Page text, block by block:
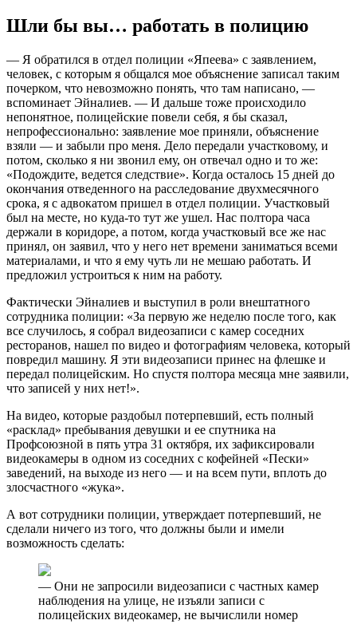
Шли бы вы… работать в полицию
— Я обратился в отдел полиции «Япеева» с заявлением,
человек, с которым я общался мое объяснение записал таким
почерком, что невозможно понять, что там написано, —
вспоминает Эйналиев. — И дальше тоже происходило
непонятное, полицейские повели себя, я бы сказал,
непрофессионально: заявление мое приняли, объяснение
взяли — и забыли про меня. Дело передали участковому, и
потом, сколько я ни звонил ему, он отвечал одно и то же:
«Подождите, ведется следствие». Когда осталось 15 дней до
окончания отведенного на расследование двухмесячного
срока, я с адвокатом пришел в отдел полиции. Участковый
был на месте, но куда-то тут же ушел. Нас полтора часа
держали в коридоре, а потом, когда участковый все же нас
принял, он заявил, что у него нет времени заниматься всеми
материалами, и что я ему чуть ли не мешаю работать. И
предложил устроиться к ним на работу.
Фактически Эйналиев и выступил в роли внештатного
сотрудника полиции: «За первую же неделю после того, как
все случилось, я собрал видеозаписи с камер соседних
ресторанов, нашел по видео и фотографиям человека, который
повредил машину. Я эти видеозаписи принес на флешке и
передал полицейским. Но спустя полтора месяца мне заявили,
что записей у них нет!».
На видео, которые раздобыл потерпевший, есть полный
«расклад» пребывания девушки и ее спутника на
Профсоюзной в пять утра 31 октября, их зафиксировали
видеокамеры в одном из соседних с кофейней «Пески»
заведений, на выходе из него — и на всем пути, вплоть до
злосчастного «жука».
А вот сотрудники полиции, утверждает потерпевший, не
сделали ничего из того, что должны были и имели
возможность сделать:
— Они не запросили видеозаписи с частных камер
наблюдения на улице, не изъяли записи с
полицейских видеокамер, не вычислили номер